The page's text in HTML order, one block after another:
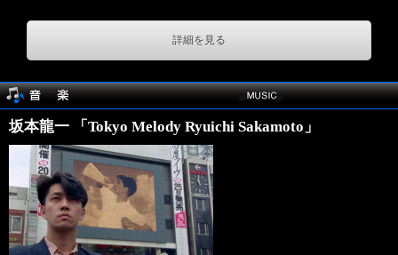
詳細を見る
坂本龍一 「Tokyo Melody Ryuichi Sakamoto」